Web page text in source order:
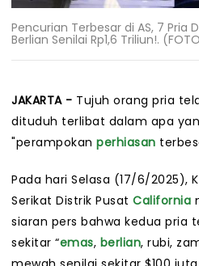
Pencurian Terbesar di AS, 7 Pria
Berlian Senilai Rp1,6 Triliun!.
JAKARTA - Tujuh orang pria
dituduh terlibat dalam apa
"perampokan perhiasan
Pada hari Selasa (17/6/2025),
Serikat Distrik Pusat California
siaran pers bahwa kedua pria
sekitar “emas, berlian, rubi,